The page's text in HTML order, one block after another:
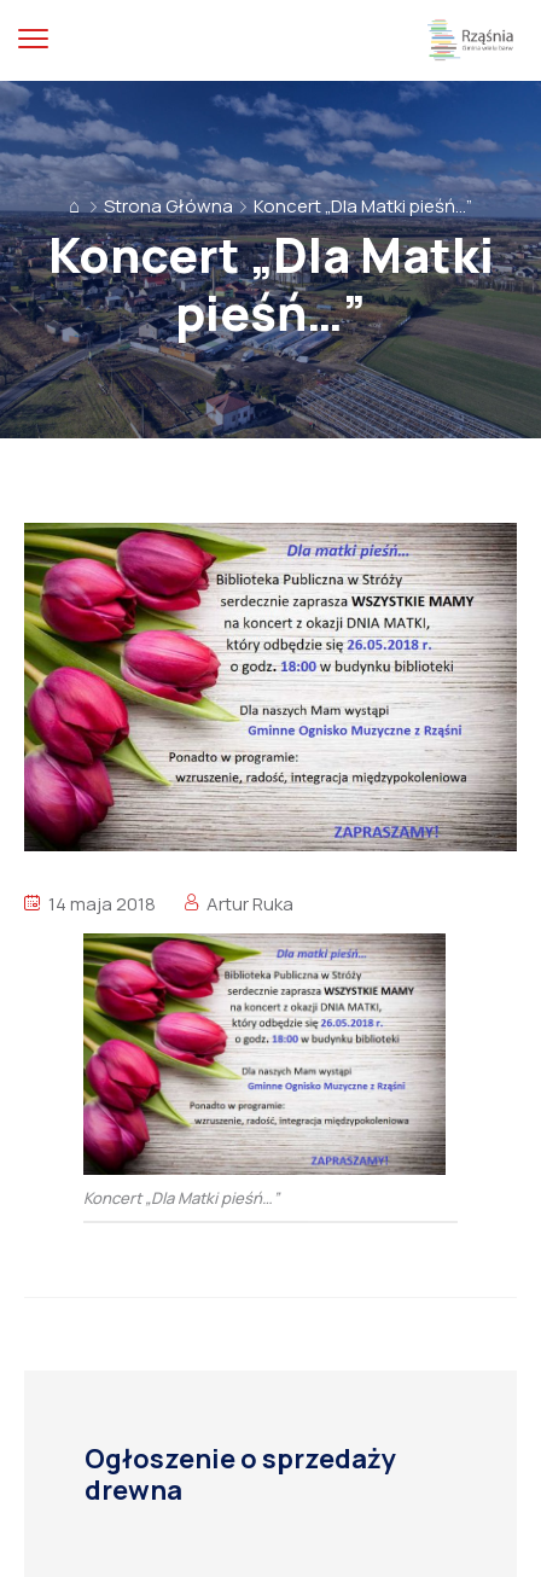
⌂ Strona Główna Koncert „Dla Matki pieśń…”
Koncert „Dla Matki
pieśń…”
14 maja 2018 Artur Ruka
Koncert „Dla Matki pieśń…”
Ogłoszenie o sprzedaży
drewna